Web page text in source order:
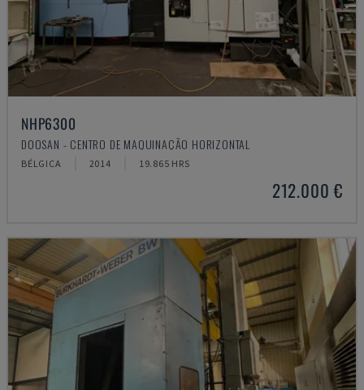
NHP6300
DOOSAN - CENTRO DE MAQUINAÇÃO HORIZONTAL
BÉLGICA 2014 19.865 HRS
212.000 €